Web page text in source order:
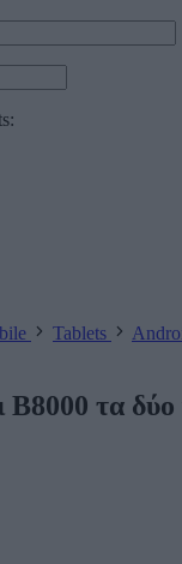
Tablets
B8000 τα